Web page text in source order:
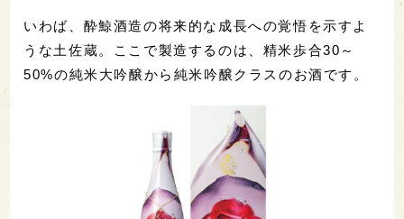
いわば、酔鯨酒造の将来的な成長への覚悟を示すよ
うな土佐蔵。ここで製造するのは、精米歩合30～
50%の純米大吟醸から純米吟醸クラスのお酒です。